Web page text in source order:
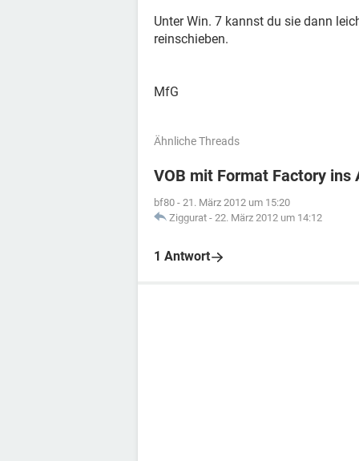
Unter Win. 7 kannst du sie dann
reinschieben.
MfG
Ähnliche Threads
VOB mit Format Factory ins
bf80 - 21. März 2012 um 15:20
Ziggurat - 22. März 2012 um 14:12
1 Antwort